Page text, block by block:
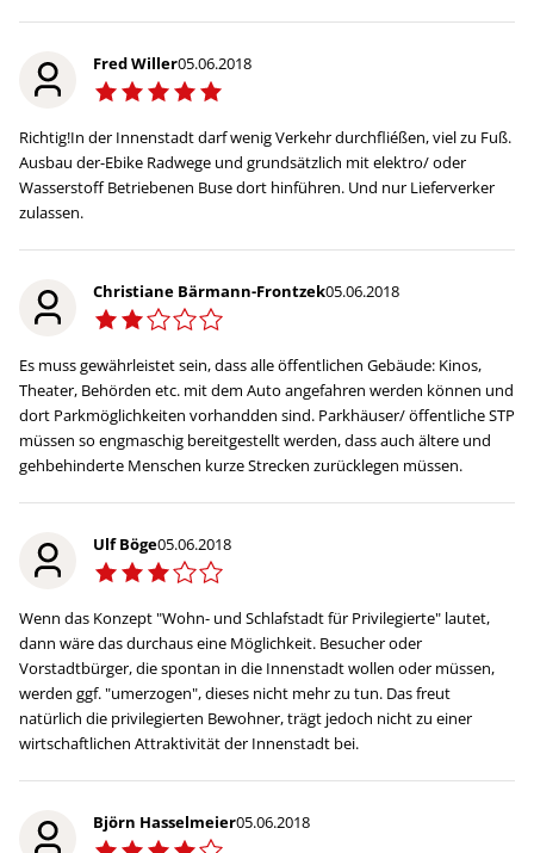
Fred Willer05.06.2018
Richtig!In der Innenstadt darf wenig Verkehr durchfliéßen, viel zu Fuß.
Ausbau der-Ebike Radwege und grundsätzlich mit elektro/ oder
Wasserstoff Betriebenen Buse dort hinführen. Und nur Lieferverker
zulassen.
Christiane Bärmann-Frontzek05.06.2018
Es muss gewährleistet sein, dass alle öffentlichen Gebäude: Kinos,
Theater, Behörden etc. mit dem Auto angefahren werden können und
dort Parkmöglichkeiten vorhandden sind. Parkhäuser/ öffentliche STP
müssen so engmaschig bereitgestellt werden, dass auch ältere und
gehbehinderte Menschen kurze Strecken zurücklegen müssen.
Ulf Böge05.06.2018
Wenn das Konzept "Wohn- und Schlafstadt für Privilegierte" lautet,
dann wäre das durchaus eine Möglichkeit. Besucher oder
Vorstadtbürger, die spontan in die Innenstadt wollen oder müssen,
werden ggf. "umerzogen", dieses nicht mehr zu tun. Das freut
natürlich die privilegierten Bewohner, trägt jedoch nicht zu einer
wirtschaftlichen Attraktivität der Innenstadt bei.
Björn Hasselmeier05.06.2018